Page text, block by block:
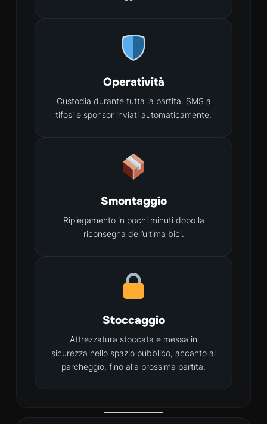
Operatività
Custodia durante tutta la partita. SMS a
tifosi e sponsor inviati automaticamente.
Smontaggio
Ripiegamento in pochi minuti dopo la
riconsegna dell’ultima bici.
Stoccaggio
Attrezzatura stoccata e messa in
sicurezza nello spazio pubblico, accanto al
parcheggio, fino alla prossima partita.